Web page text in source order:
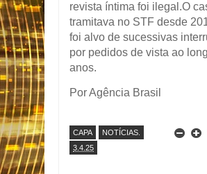
revista íntima foi ilegal.O
tramitava no STF desde
foi alvo de sucessivas
por pedidos de vista ao
anos.
Por Agência Brasil
CAPA
NOTÍCIAS.
3.4.25